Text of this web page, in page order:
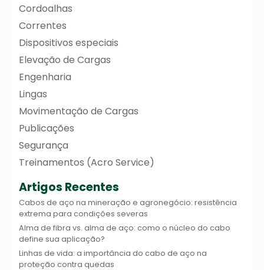
Cordoalhas
Correntes
Dispositivos especiais
Elevação de Cargas
Engenharia
Lingas
Movimentação de Cargas
Publicações
Segurança
Treinamentos (Acro Service)
Artigos Recentes
Cabos de aço na mineração e agronegócio: resistência
extrema para condições severas
Alma de fibra vs. alma de aço: como o núcleo do cabo
define sua aplicação?
Linhas de vida: a importância do cabo de aço na
proteção contra quedas